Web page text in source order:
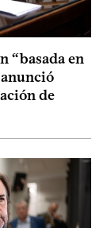
“basada en
de